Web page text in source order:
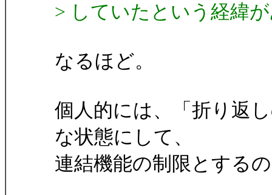
> していたという経緯
なるほど。
個人的には、「折り返
な状態にして、
連結機能の制限とする